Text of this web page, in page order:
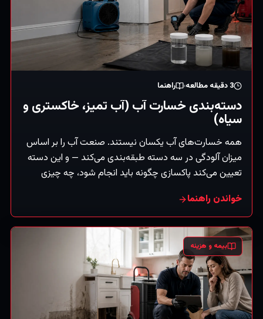
3 دقیقه مطالعه راهنما
دسته‌بندی خسارت آب (آب تمیز، خاکستری و
سیاه)
همه خسارت‌های آب یکسان نیستند. صنعت آب را بر اساس
میزان آلودگی در سه دسته طبقه‌بندی می‌کند — و این دسته
تعیین می‌کند پاکسازی چگونه باید انجام شود، چه چیزی
کدام، به زبان ساده:
خواندن راهنما
بیمه و هزینه